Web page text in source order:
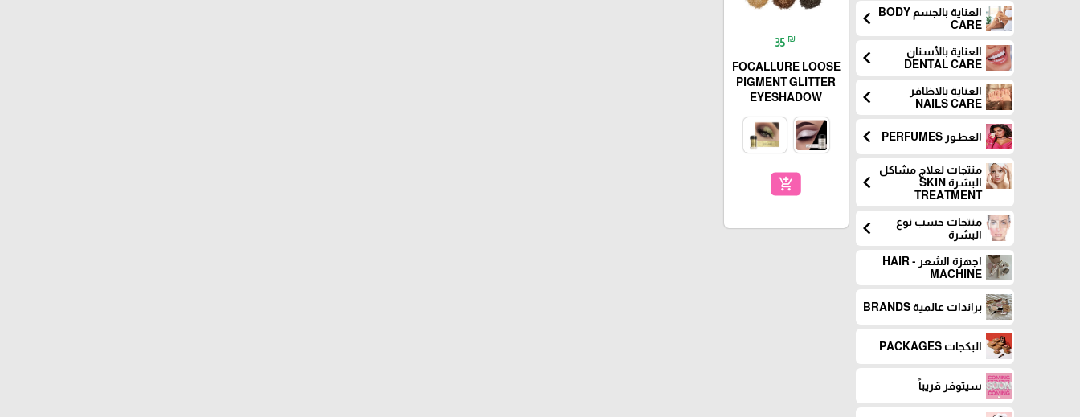
العناية بالجسم BODY
CARE
chevron_left
العناية بالأسنان
DENTAL CARE
chevron_left
العناية بالاظافر
NAILS CARE
chevron_left
العطـور PERFUMES chevron_left
منتجات لعلاج مشاكل
البشرة SKIN
TREATMENT
chevron_left
منتجات حسب نوع
البشرة
chevron_left
اجهزة الشعر - HAIR
MACHINE
براندات عالمية BRANDS
البكجات PACKAGES
سيتوفر قريباً
35 ₪
FOCALLURE LOOSE
PIGMENT GLITTER
EYESHADOW
add_shopping_cart